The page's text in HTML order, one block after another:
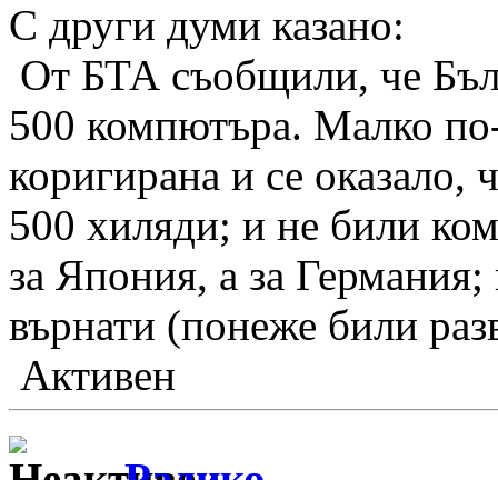
С други думи казано:
От БТА съобщили, че
500 компютъра. Малко
коригирана и се
500 хиляди; и не били
за Япония, а за
върнати (понеже били
Активен